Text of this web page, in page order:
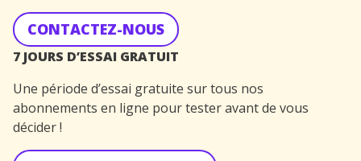
CONTACTEZ-NOUS
7 JOURS D’ESSAI GRATUIT
Une période d’essai gratuite sur tous nos
abonnements en ligne pour tester avant de vous
décider !